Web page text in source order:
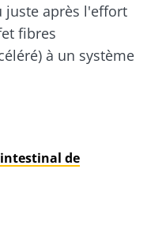
juste après l'effort
fibres
à un système
de
si vite !